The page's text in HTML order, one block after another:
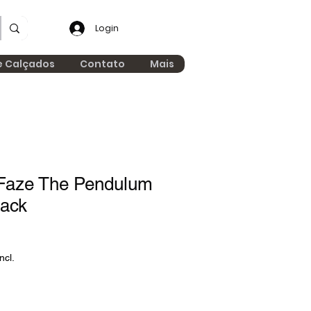
Login
Calçados Contato Mais
The Pendulum